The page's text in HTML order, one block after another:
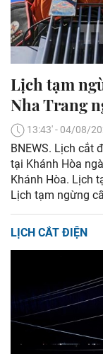
Lịch tạm
Nha Trang
13:43' - 04/08/
BNEWS. Lịch cắt
tại Khánh Hòa
Khánh Hòa. Lịch
Lịch tạm ngừng
LỊCH CẮT ĐIỆN